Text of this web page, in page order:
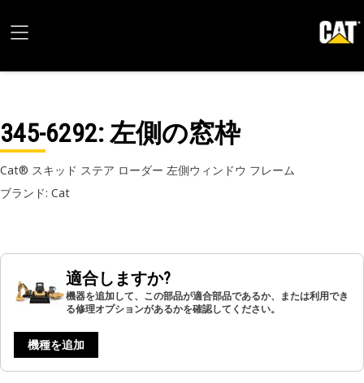
345-6292: 左側の窓枠
Cat® スキッド ステア ローダー 左側ウィンドウ フレーム
ブランド: Cat
適合しますか?
機器を追加して、この部品が適合部品であるか、または利用でき
る修理オプションがあるかを確認してください。
機種を追加